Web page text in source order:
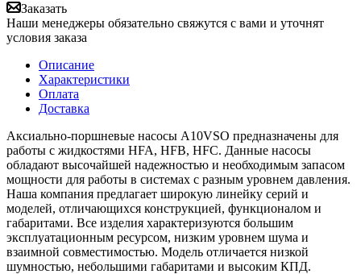
Заказать
Наши менеджеры обязательно свяжутся с вами и уточнят
условия заказа
Описание
Характеристики
Оплата
Доставка
Аксиально-поршневые насосы A10VSO предназначены для
работы с жидкостями HFA, HFB, HFC. Данные насосы
обладают высочайшей надежностью и необходимым запасом
мощности для работы в системах с разным уровнем давления.
Наша компания предлагает широкую линейку серий и
моделей, отличающихся конструкцией, функционалом и
габаритами. Все изделия характеризуются большим
эксплуатационным ресурсом, низким уровнем шума и
взаимной совместимостью. Модель отличается низкой
шумностью, небольшими габаритами и высоким КПД.